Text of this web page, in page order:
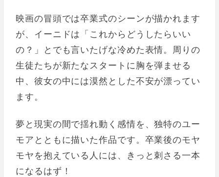
映画の冒頭では卒業式のシーンが描かれます
が、イーニドは「これからどうしたらいい
の？」とでも言いたげな冷めた表情。周りの
生徒たちが新たなスタートに胸を弾ませる
中、彼女の中には漠然とした不安が漂ってい
ます。
夢と現実の間で揺れ動く感情を、独特のユー
モアとともに描いた作品です。卒業後のモヤ
モヤを抱えている人には、きっと刺さる一本
になるはず！